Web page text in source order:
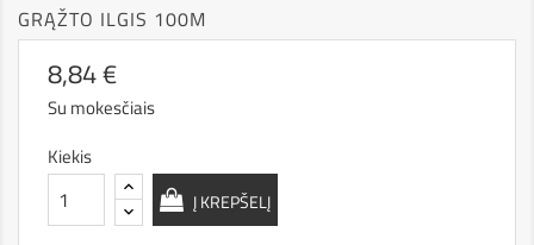
GRĄŽTO ILGIS 100M
8,84 €
Su mokesčiais
Kiekis
Į KREPŠELĮ